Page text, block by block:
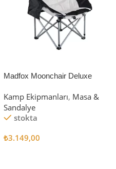
Madfox Moonchair Deluxe
Siyah/Gri
Kamp Ekipmanları, Masa &
Sandalye
stokta
₺3.149,00